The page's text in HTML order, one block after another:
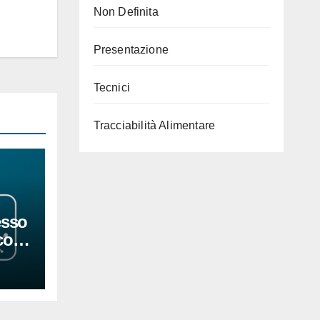
Non Definita
Presentazione
Tecnici
Tracciabilità Alimentare